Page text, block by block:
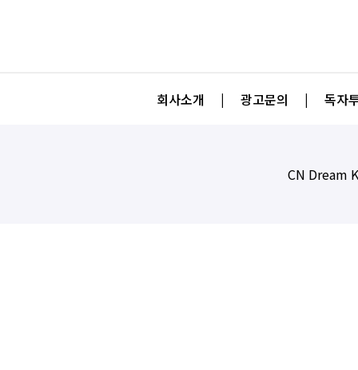
회사소개 | 광고문의 | 독자
CN Dream